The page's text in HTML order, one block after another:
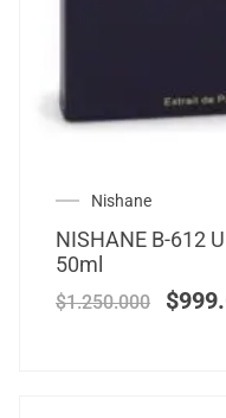
Nishane
NISHANE B-612
50ml
$1.250.000 $